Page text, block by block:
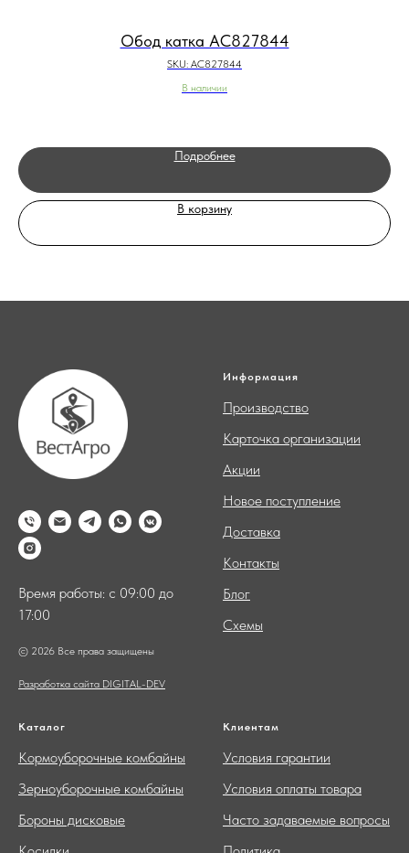
Обод катка AC827844
SKU: AC827844
В наличии
Подробнее
В корзину
Время работы: с 09:00 до
17:00
© 2026 Все права защищены
Разработка сайта DIGITAL-DEV
Информация
Производство
Карточка организации
Акции
Новое поступление
Доставка
Контакты
Блог
Схемы
Каталог
Кормоуборочные комбайны
Зерноуборочные комбайны
Бороны дисковые
Клиентам
Условия гарантии
Условия оплаты товара
Часто задаваемые вопросы